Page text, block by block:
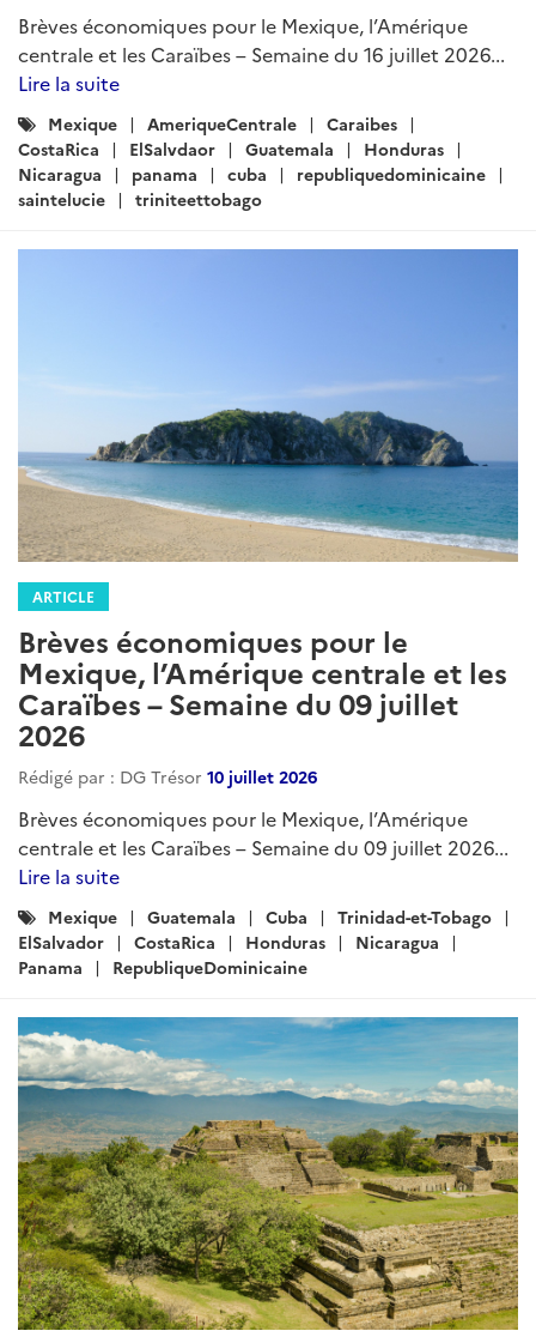
Brèves économiques pour le Mexique, l’Amérique
centrale et les Caraïbes – Semaine du 16 juillet 2026...
Lire la suite
Catégories
:
Mexique AmeriqueCentrale
Caraibes
CostaRica
ElSalvdaor Guatemala
Honduras
Nicaragua
panama cuba
republiquedominicaine
saintelucie
triniteettobago
ARTICLE
Brèves économiques pour le
Mexique, l’Amérique centrale et les
Caraïbes – Semaine du 09 juillet
2026
Rédigé par : DG Trésor 10 juillet 2026
Brèves économiques pour le Mexique, l’Amérique
centrale et les Caraïbes – Semaine du 09 juillet 2026...
Lire la suite
Catégories
:
Mexique Guatemala Cuba
Trinidad-et-Tobago
ElSalvador
CostaRica Honduras
Nicaragua
Panama
RepubliqueDominicaine